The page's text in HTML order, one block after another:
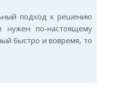
подход к решению
по-настоящему
быстро и вовремя, то